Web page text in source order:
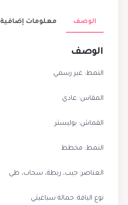
الوصف معلومات إضافية
الوصف
النمط: غير رسمي
المقاس: عادي
القماش: بوليستر
النمط: مخطط
العناصر: جيب، ربطة، سحاب، طي
نوع الياقة: حمالة سباغيتي